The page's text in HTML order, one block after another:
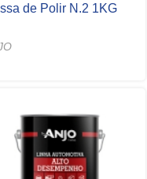
de Polir N.2 1KG